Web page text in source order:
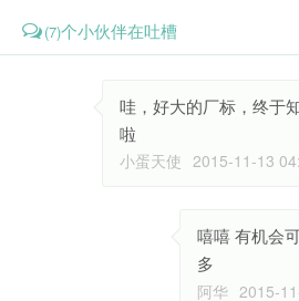
(7)个小伙伴在吐槽
哇，好大的厂标，终于
啦
小蛋天使 2015-11-13
嘻嘻 有机会
多
阿华 2015-